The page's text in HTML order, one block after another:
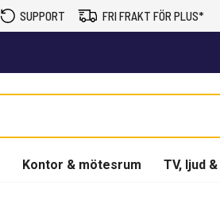
SUPPORT FRI FRAKT FÖR PLUS*
Kontor & mötesrum TV, ljud